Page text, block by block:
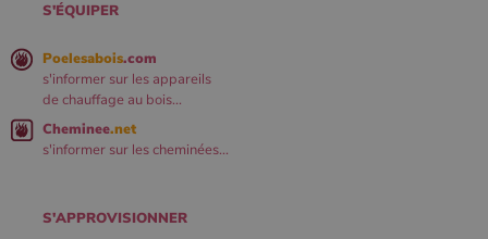
S'ÉQUIPER
Poelesabois.com
s'informer sur les appareils
de chauffage au bois...
Cheminee.net
s'informer sur les cheminées...
S'APPROVISIONNER